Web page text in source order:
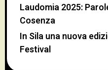
Laudomia 2025:
Cosenza
In Sila una nuova
Festival